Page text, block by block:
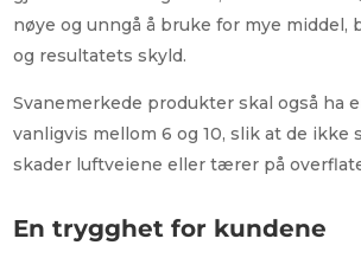
nøye og unngå å bruke for mye middel,
og resultatets skyld.
Svanemerkede produkter skal også ha
vanligvis mellom 6 og 10, slik at de ikke
skader luftveiene eller tærer på
En trygghet for kundene